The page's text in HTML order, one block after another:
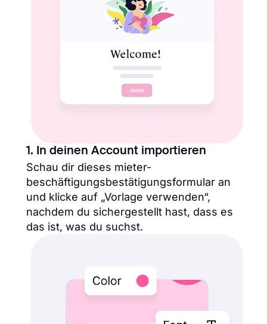
1. In deinen Account importieren
Schau dir dieses mieter-
beschäftigungsbestätigungsformular an
und klicke auf „Vorlage verwenden“,
nachdem du sichergestellt hast, dass es
das ist, was du suchst.